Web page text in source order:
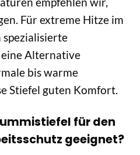
Für extreme Hitze im
Alternative
bis warme
Stiefel guten Komfort.
für den
geeignet?